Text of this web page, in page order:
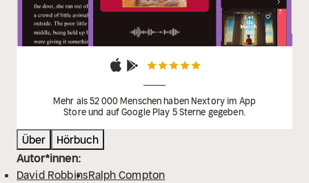
Mehr als 52 000 Menschen haben Nextory im App
Store und auf Google Play 5 Sterne gegeben.
Über
Hörbuch
Autor*innen:
David RobbinsRalph Compton